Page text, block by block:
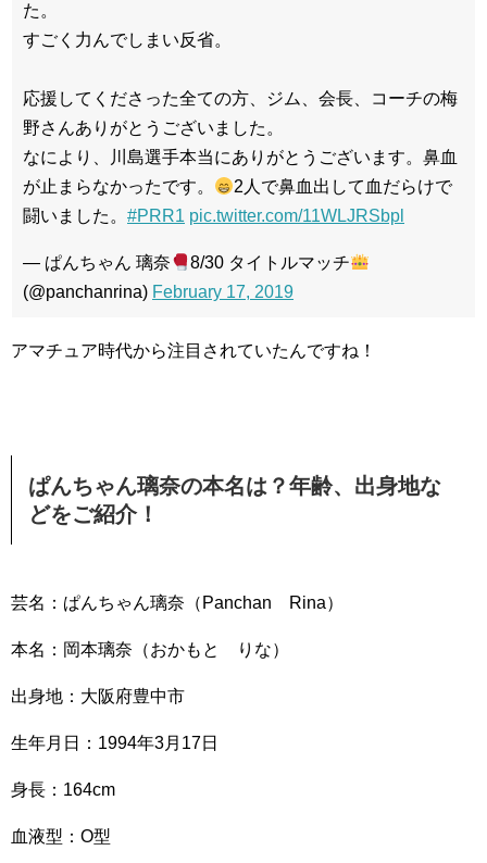
た。
すごく力んでしまい反省。
応援してくださった全ての方、ジム、会長、コーチの梅
野さんありがとうございました。
なにより、川島選手本当にありがとうございます。鼻血
が止まらなかったです。
2人で鼻血出して血だらけで
闘いました。 #PRR1 pic.twitter.com/11WLJRSbpl
— ぱんちゃん 璃奈
8/30 タイトルマッチ
(@panchanrina) February 17, 2019
アマチュア時代から注目されていたんですね！
ぱんちゃん璃奈の本名は？年齢、出身地な
どをご紹介！
芸名：ぱんちゃん璃奈（Panchan Rina）
本名：岡本璃奈（おかもと りな）
出身地：大阪府豊中市
生年月日：1994年3月17日
身長：164cm
血液型：O型